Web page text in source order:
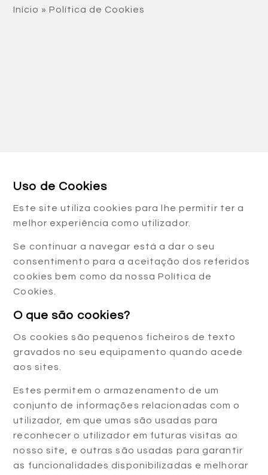
Início »Política de Cookies
Uso de Cookies
Este site utiliza cookies para lhe permitir ter a
melhor experiência como utilizador.
Se continuar a navegar está a dar o seu
consentimento para a aceitação dos referidos
cookies bem como da nossa Política de
Cookies.
O que são cookies?
Os cookies são pequenos ficheiros de texto
gravados no seu equipamento quando acede
aos sites.
Estes permitem o armazenamento de um
conjunto de informações relacionadas com o
utilizador, em que umas são usadas para
reconhecer o utilizador em futuras visitas ao
nosso site, e outras são usadas para garantir
as funcionalidades disponibilizadas e melhorar